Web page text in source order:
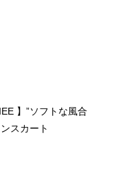
】”ソフトな風合
スカート